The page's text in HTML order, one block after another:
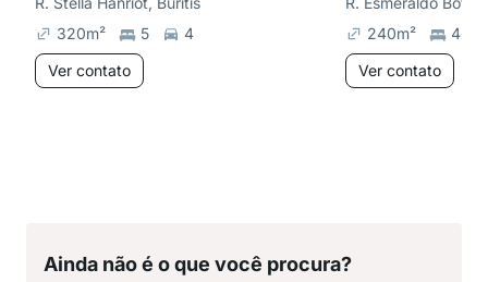
320m² 5
4
Ver contato
240m²
4
Ver contato
Ainda não é o que você procura?